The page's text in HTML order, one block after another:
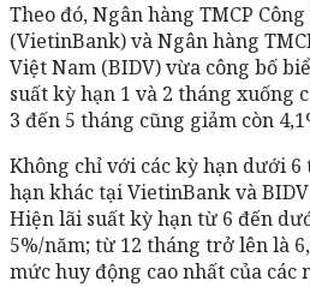
Theo đó, Ngân hàng TMCP
(VietinBank) và Ngân hàng
Việt Nam (BIDV) vừa công bố
suất kỳ hạn 1 và 2 tháng xuống
3 đến 5 tháng cũng giảm còn
Không chỉ với các kỳ hạn dưới 6
hạn khác tại VietinBank và
Hiện lãi suất kỳ hạn từ 6 đến
5%/năm; từ 12 tháng trở lên là
mức huy động cao nhất của các